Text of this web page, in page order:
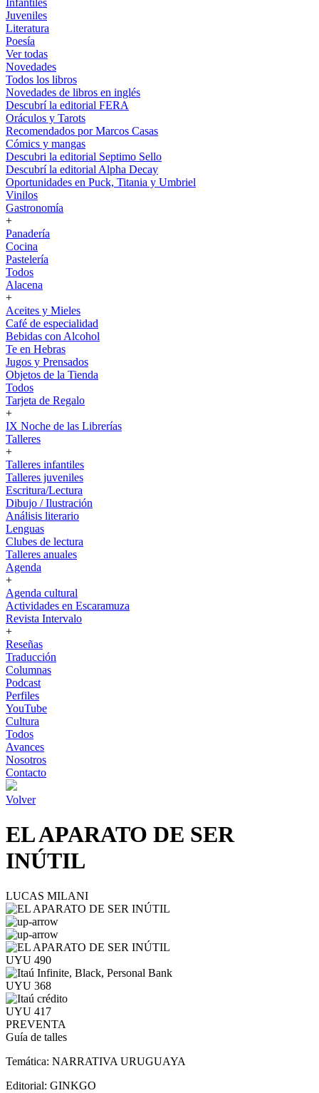
Infantiles
Juveniles
Literatura
Poesía
Ver todas
Novedades
Todos los libros
Novedades de libros en inglés
Descubrí la editorial FERA
Oráculos y Tarots
Recomendados por Marcos Casas
Cómics y mangas
Descubri la editorial Septimo Sello
Descubrí la editorial Alpha Decay
Oportunidades en Puck, Titania y Umbriel
Vinilos
Gastronomía
+
Panadería
Cocina
Pastelería
Todos
Alacena
+
Aceites y Mieles
Café de especialidad
Bebidas con Alcohol
Te en Hebras
Jugos y Prensados
Objetos de la Tienda
Todos
Tarjeta de Regalo
+
IX Noche de las Librerías
Talleres
+
Talleres infantiles
Talleres juveniles
Escritura/Lectura
Dibujo / Ilustración
Análisis literario
Lenguas
Clubes de lectura
Talleres anuales
Agenda
+
Agenda cultural
Actividades en Escaramuza
Revista Intervalo
+
Reseñas
Traducción
Columnas
Podcast
Perfiles
YouTube
Cultura
Todos
Avances
Nosotros
Contacto
Volver
EL APARATO DE SER
INÚTIL
LUCAS MILANI
UYU 490
UYU 368
UYU 417
PREVENTA
Guía de talles
Temática: NARRATIVA URUGUAYA
Editorial: GINKGO